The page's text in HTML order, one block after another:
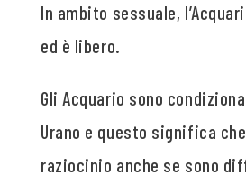
In ambito sessuale,
ed è libero.
Gli Acquario sono
Urano e questo significa
raziocinio anche se sono